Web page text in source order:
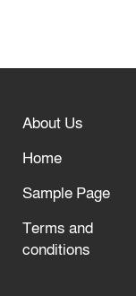
About Us
Home
Sample Page
Terms and
conditions